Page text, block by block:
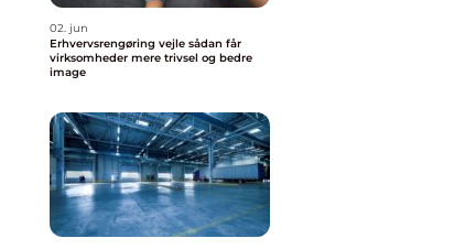
02. jun
Erhvervsrengøring vejle sådan får
virksomheder mere trivsel og bedre
image